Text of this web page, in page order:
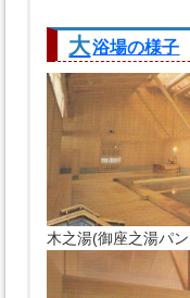
大浴場の様子
木之湯(御座之湯パ